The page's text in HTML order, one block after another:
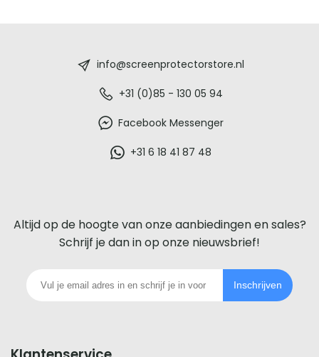
voor
iedere
telefoon
info@screenprotectorstore.nl
+31 (0)85 - 130 05 94
Facebook Messenger
+31 6 18 41 87 48
Altijd op de hoogte van onze aanbiedingen en sales?
Schrijf je dan in op onze nieuwsbrief!
Inschrijven